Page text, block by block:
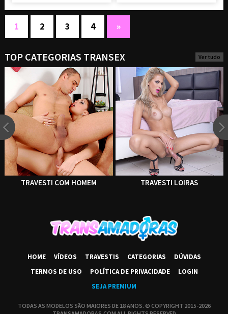
1 2 3 4 »
TOP CATEGORIAS TRANSEX Ver tudo
TRAVESTI COM HOMEM TRAVESTI LOIRAS
HOME VÍDEOS TRAVESTIS CATEGORIAS
DÚVIDAS
TERMOS DE USO
POLÍTICA DE PRIVACIDADE
LOGIN
SEJA PREMIUM
TODAS AS MODELOS SÃO MAIORES DE 18 ANOS. © COPYRIGHT 2015-2026